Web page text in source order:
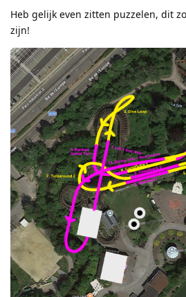
Heb gelijk even zitten puzzelen, dit
zijn!